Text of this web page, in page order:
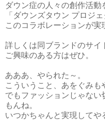
ダウン症の人々の創作活動
「ダウンズタウン プロジ
このコラボレーションが実
詳しくは同ブランドのサイ
ご興味のある方はぜひ。
あああ、やられた～。
こういうこと、あをぐみも
でもファッションじゃない
もんね。
いつかちゃんと実現してや